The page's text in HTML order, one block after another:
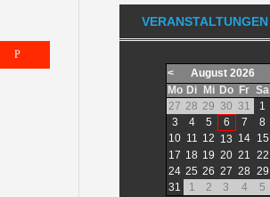
VERANSTALTUNGEN
< August 2026
Mo Di Mi Do Fr Sa
27 28 29 30 31 1
3
4 5 6 7 8
10 11 12 13 14 15
17 18 19 20 21 22
24 25 26 27 28 29
31
1 2 3 4 5